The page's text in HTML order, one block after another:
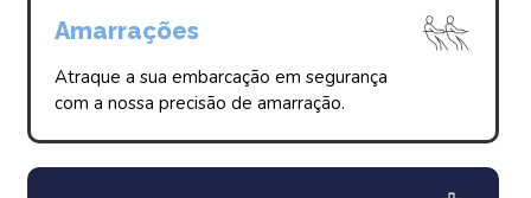
Amarrações
Atraque a sua embarcação em segurança
com a nossa precisão de amarração.